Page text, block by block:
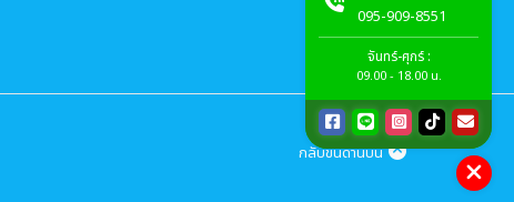
กลับขึ้นด้านบน
095-909-8551
จันทร์-ศุกร์ :
09.00 - 18.00 น.